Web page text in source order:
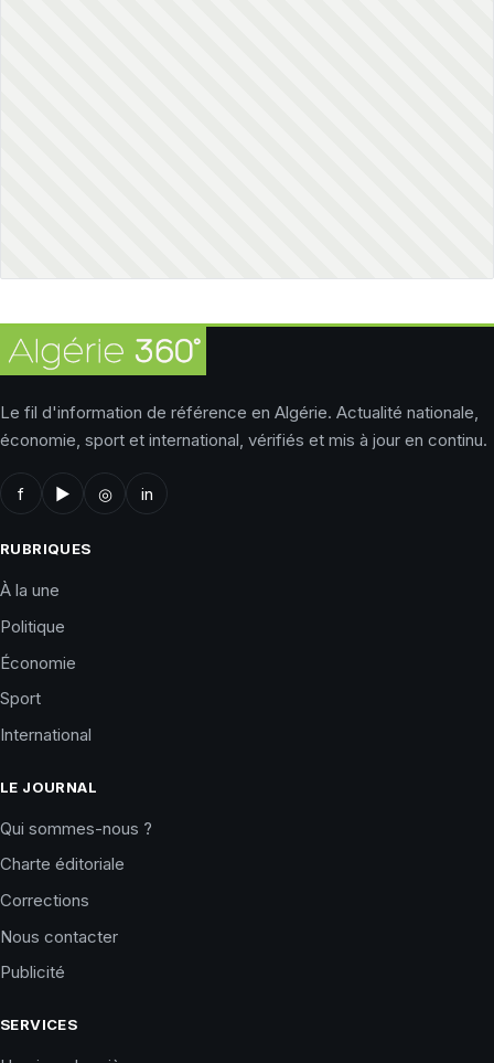
Le fil d'information de référence en Algérie. Actualité nationale,
économie, sport et international, vérifiés et mis à jour en continu.
f ▶ ◎ in
RUBRIQUES
À la une
Politique
Économie
Sport
International
LE JOURNAL
Qui sommes-nous ?
Charte éditoriale
Corrections
Nous contacter
Publicité
SERVICES